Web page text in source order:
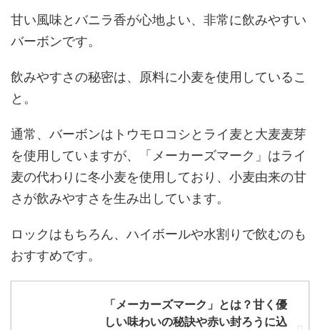
甘い風味とバニラ香が心地よい、非常に飲みやすい
バーボンです。
飲みやすさの秘密は、原料に小麦を使用しているこ
と。
通常、バーボンはトウモロコシとライ麦と大麦麦芽
を使用していますが、「メーカーズマーク」はライ
麦の代わりに冬小麦を使用しており、小麦由来の甘
さが飲みやすさを生み出しています。
ロックはもちろん、ハイボールや水割りで飲むのも
おすすめです。
「メーカーズマーク」とは？甘く優
しい味わいの秘訣や赤い封ろうに込